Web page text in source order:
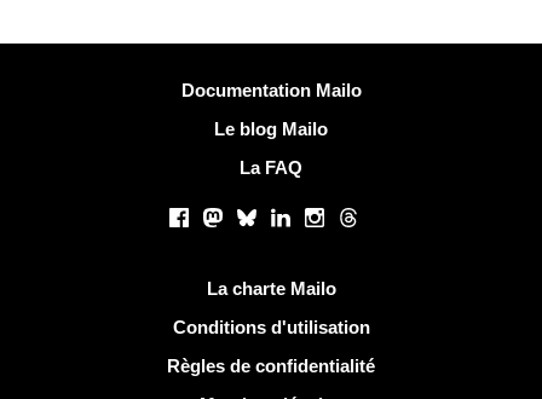
Documentation Mailo
Le blog Mailo
La FAQ
Facebook
Mastodon
BlueskyLinkedInInstagram
Threads
La charte Mailo
Conditions d'utilisation
Règles de confidentialité